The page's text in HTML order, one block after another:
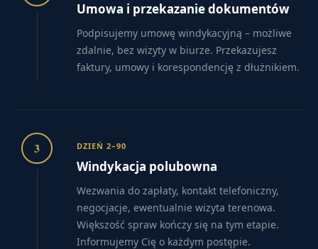
Umowa i przekazanie dokumentów
Podpisujemy umowę windykacyjną – możliwe
zdalnie, bez wizyty w biurze. Przekazujesz
faktury, umowy i korespondencję z dłużnikiem.
3 DZIEŃ 2–90
Windykacja polubowna
Wezwania do zapłaty, kontakt telefoniczny,
negocjacje, ewentualnie wizyta terenowa.
Większość spraw kończy się na tym etapie.
Informujemy Cię o każdym postępie.